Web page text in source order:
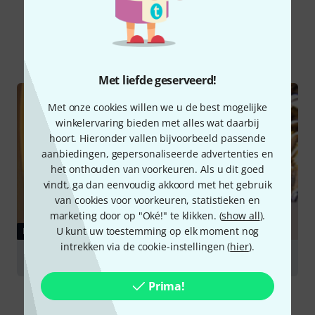
Met liefde geserveerd!
Met onze cookies willen we u de best mogelijke
winkelervaring bieden met alles wat daarbij
hoort. Hieronder vallen bijvoorbeeld passende
aanbiedingen, gepersonaliseerde advertenties en
het onthouden van voorkeuren. Als u dit goed
vindt, ga dan eenvoudig akkoord met het gebruik
van cookies voor voorkeuren, statistieken en
marketing door op "Oké!" te klikken. (show all).
U kunt uw toestemming op elk moment nog
intrekken via de cookie-instellingen (hier).
Prima!
Wist u?
Online Raadgever
RAADGEVER
Tenor and Baritone Horns